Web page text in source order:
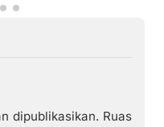
dipublikasikan. Ruas